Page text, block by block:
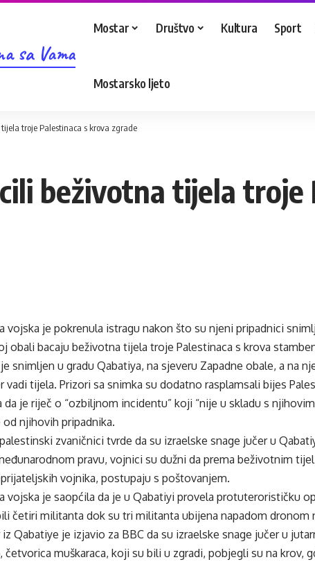
sa Vama
Mostar Društvo Kultura Sport
Mostarsko ljeto
troje Palestinaca s krova zgrade
beživotna tijela troje
vojska je pokrenula istragu nakon što su njeni pripadnici
obali bacaju beživotna tijela troje Palestinaca s krova
snimljen u gradu Qabatiya, na sjeveru Zapadne obale, a na
vadi tijela. Prizori sa snimka su dodatno rasplamsali bijes
da je riječ o “ozbiljnom incidentu” koji “nije u skladu s
njihovih pripadnika.
zvaničnici tvrde da su izraelske snage jučer u
pravu, vojnici su dužni da prema beživotnim
vojnika, postupaju s poštovanjem.
vojska je saopćila da je u Qabatiyi provela protuterorističku
četiri militanta dok su tri militanta ubijena napadom dronom
Qabatiye je izjavio za BBC da su izraelske snage jučer u
četvorica muškaraca, koji su bili u zgradi, pobjegli su na krov,